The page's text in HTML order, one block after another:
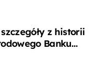
z historii
Banku
mogłeś nie